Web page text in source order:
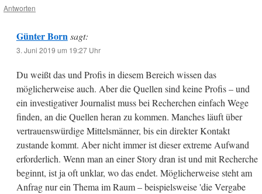
Antworten
Günter Born sagt:
3. Juni 2019 um 19:27 Uhr
Du weißt das und Profis in diesem Bereich wissen das
möglicherweise auch. Aber die Quellen sind keine Profis – und
ein investigativer Journalist muss bei Recherchen einfach Wege
finden, an die Quellen heran zu kommen. Manches läuft über
vertrauenswürdige Mittelsmänner, bis ein direkter Kontakt
zustande kommt. Aber nicht immer ist dieser extreme Aufwand
erforderlich. Wenn man an einer Story dran ist und mit Recherche
beginnt, ist ja oft unklar, wo das endet. Möglicherweise steht am
Anfrag nur ein Thema im Raum – beispielsweise 'die Vergabe